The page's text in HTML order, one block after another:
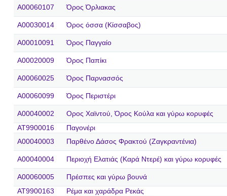
A00060107 Όρος Όρλιακας
A00030014 Όρος όσσα (Κίσσαβος)
A00010091 Όρος Παγγαίο
A00020009 Όρος Παπίκι
A00060025 Όρος Παρνασσός
A00060099 Όρος Περιστέρι
A00040002
Ορος Χαϊντού, Όρος Κούλα και γύρω κορυφές
AT9900016
Παγονέρι
A00040003
Παρθένο Δάσος Φρακτού (Ζαγκραντένια)
A00040004 Περιοχή Ελατιάς (Καρά Ντερέ) και γύρω κορυφές
A00060005
Πρέσπες και γύρω βουνά
AT9900163
Ρέμα και χαράδρα Ρεκάς